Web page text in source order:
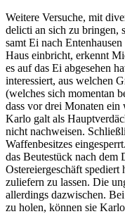
Weitere Versuche, mit
delicti an sich zu bringen,
samt Ei nach
Haus einbricht, erkennt
es auf das Ei abgesehen
interessiert, aus welchen
(welches sich momentan
dass vor drei Monaten
Karlo galt als
nicht nachweisen.
Waffenbesitzes
das Beutestück nach dem
Ostereiergeschäft spediert
zuliefern zu lassen. Die
allerdings dazwischen.
zu holen, können sie